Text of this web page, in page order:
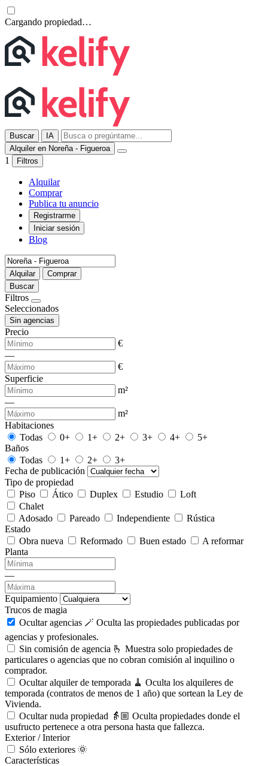
Cargando propiedad…
Buscar
IA
Alquiler en Noreña - Figueroa
1 Filtros
Alquilar
Comprar
Publica tu anuncio
Registrarme
Iniciar sesión
Blog
Alquilar
Comprar
Buscar
Filtros
Seleccionados
Sin agencias
Precio
€
—
€
Superficie
m²
—
m²
Habitaciones
Todas
0+ 1+ 2+ 3+ 4+
5+
Baños
Todas
1+ 2+
3+
Fecha de publicación
Tipo de propiedad
Piso
Ático Duplex Estudio
Loft
Chalet
Adosado
Pareado Independiente
Rústica
Estado
Obra nueva
Reformado Buen estado
A reformar
Planta
—
Equipamiento
Trucos de magia
Ocultar agencias 🪄 Oculta las propiedades publicadas por
agencias y profesionales.
Sin comisión de agencia 🫰 Muestra solo propiedades de
particulares o agencias que no cobran comisión al inquilino o
comprador.
Ocultar alquiler de temporada 🧹 Oculta los alquileres de
temporada (contratos de menos de 1 año) que sortean la Ley de
Vivienda.
Ocultar nuda propiedad 👵🏼 Oculta propiedades donde el
usufructo pertenece a otra persona hasta que fallezca.
Exterior / Interior
Sólo exteriores 🌞
Características